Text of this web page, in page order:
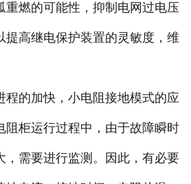
重燃的可能性，抑制电网过电压
提高继电保护装置的灵敏度，维
的加快，小电阻接地模式的应
阻柜运行过程中，由于故障瞬时
，需要进行监测。因此，有必要